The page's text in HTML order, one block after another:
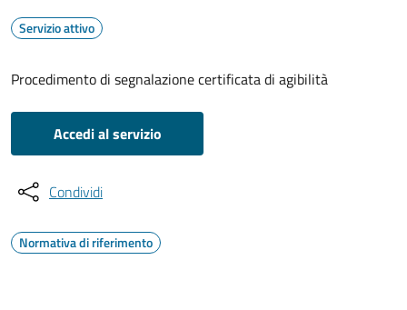
Servizio attivo
Procedimento di segnalazione certificata di agibilità
Accedi al servizio
Condividi
Normativa di riferimento